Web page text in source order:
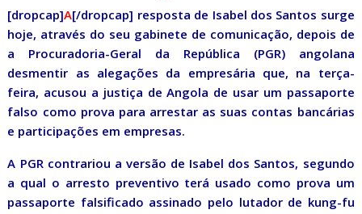
[dropcap]A[/dropcap] resposta de Isabel dos Santos surge
hoje, através do seu gabinete de comunicação, depois de
a Procuradoria-Geral da República (PGR) angolana
desmentir as alegações da empresária que, na terça-
feira, acusou a justiça de Angola de usar um passaporte
falso como prova para arrestar as suas contas bancárias
e participações em empresas.
A PGR contrariou a versão de Isabel dos Santos, segundo
a qual o arresto preventivo terá usado como prova um
passaporte falsificado assinado pelo lutador de kung-fu